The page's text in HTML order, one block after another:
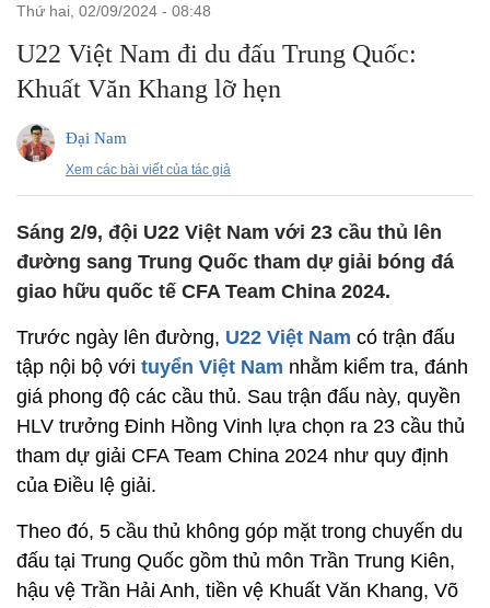
thứ hai, 02/09/2024 - 08:48
U22 Việt Nam đi du đấu Trung Quốc:
Khuất Văn Khang lỡ hẹn
Đại Nam
Xem các bài viết của tác giả
Sáng 2/9, đội U22 Việt Nam với 23 cầu thủ lên
đường sang Trung Quốc tham dự giải bóng đá
giao hữu quốc tế CFA Team China 2024.
Trước ngày lên đường, U22 Việt Nam có trận đấu
tập nội bộ với tuyển Việt Nam nhằm kiểm tra, đánh
giá phong độ các cầu thủ. Sau trận đấu này, quyền
HLV trưởng Đinh Hồng Vinh lựa chọn ra 23 cầu thủ
tham dự giải CFA Team China 2024 như quy định
của Điều lệ giải.
Theo đó, 5 cầu thủ không góp mặt trong chuyến du
đấu tại Trung Quốc gồm thủ môn Trần Trung Kiên,
hậu vệ Trần Hải Anh, tiền vệ Khuất Văn Khang, Võ